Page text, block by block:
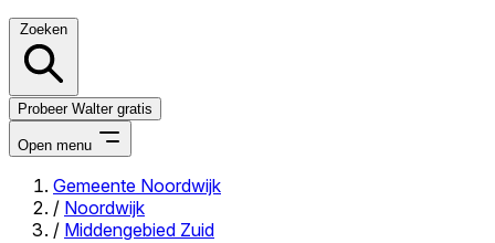
Zoeken
Probeer Walter gratis
Open menu
Close menu
Gemeente Noordwijk
/ Noordwijk
/ Middengebied Zuid